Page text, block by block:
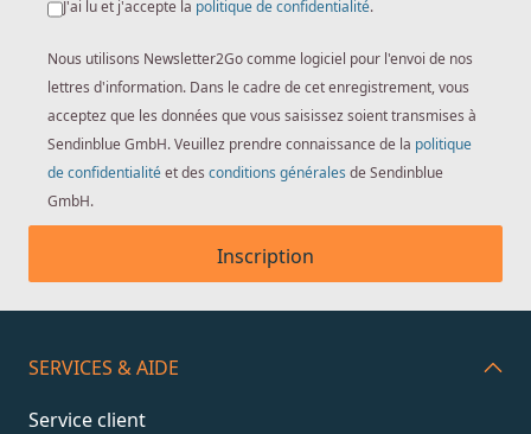
J'ai lu et j'accepte la politique de confidentialité.
Nous utilisons Newsletter2Go comme logiciel pour l'envoi de nos
lettres d'information. Dans le cadre de cet enregistrement, vous
acceptez que les données que vous saisissez soient transmises à
Sendinblue GmbH. Veuillez prendre connaissance de la politique
de confidentialitéet des conditions générales de Sendinblue
GmbH.
Inscription
SERVICES & AIDE
Service client